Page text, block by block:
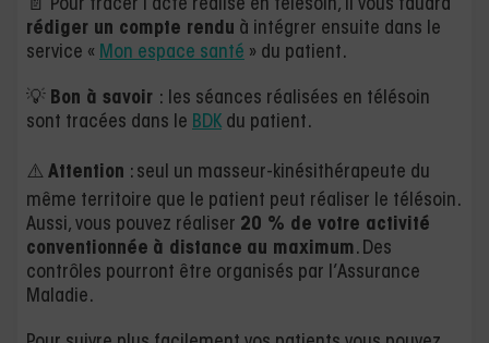
📄 Pour tracer l’acte réalisé en télésoin, il vous faudra
rédiger un compte rendu à intégrer ensuite dans le
service « Mon espace santé » du patient.
💡 Bon à savoir : les séances réalisées en télésoin
sont tracées dans le BDK du patient.
⚠️ Attention : seul un masseur-kinésithérapeute du
même territoire que le patient peut réaliser le télésoin.
Aussi, vous pouvez réaliser 20 % de votre activité
conventionnée à distance au maximum. Des
contrôles pourront être organisés par l’Assurance
Maladie.